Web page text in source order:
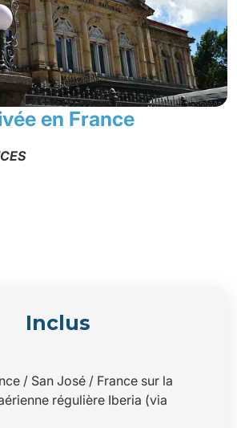
en France
Inclus
/ San José / France sur la
régulière Iberia (via